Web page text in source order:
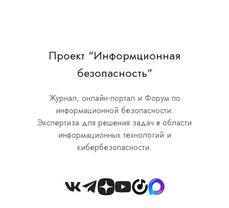
Проект "Информционная
безопасность"
Журнал, онлайн-портал и Форум по
информационной безопасности.
Экспертиза для решения задач в области
информационных технологий и
кибербезопасности.
Join